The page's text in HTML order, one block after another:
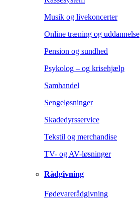
Musik og livekoncerter
Online træning og uddannelse
Pension og sundhed
Psykolog – og krisehjælp
Samhandel
Sengeløsninger
Skadedyrsservice
Tekstil og merchandise
TV- og AV-løsninger
Rådgivning
Fødevarerådgivning